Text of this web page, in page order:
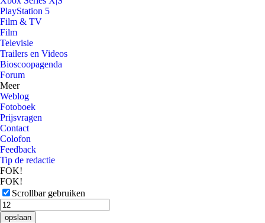
PlayStation 5
Film & TV
Film
Televisie
Trailers en Videos
Bioscoopagenda
Forum
Meer
Weblog
Fotoboek
Prijsvragen
Contact
Colofon
Feedback
Tip de redactie
FOK!
FOK!
Scrollbar gebruiken
opslaan